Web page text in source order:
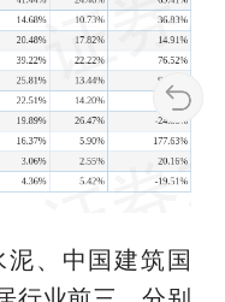
、中国建筑国